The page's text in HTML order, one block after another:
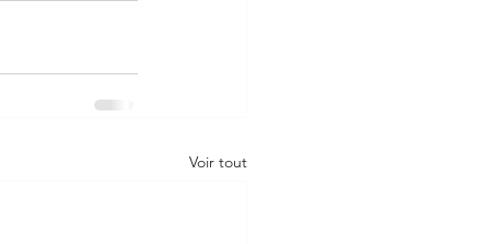
Voir tout